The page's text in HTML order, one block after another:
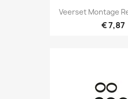
Veerset Montage
€ 7,87